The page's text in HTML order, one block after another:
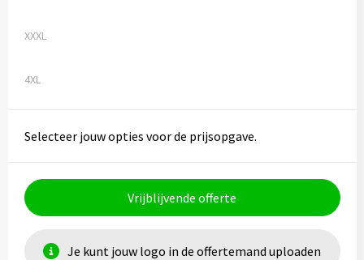
XXXL
4XL
Selecteer jouw opties voor de prijsopgave.
Vrijblijvende offerte
Je kunt jouw logo in de offertemand uploaden